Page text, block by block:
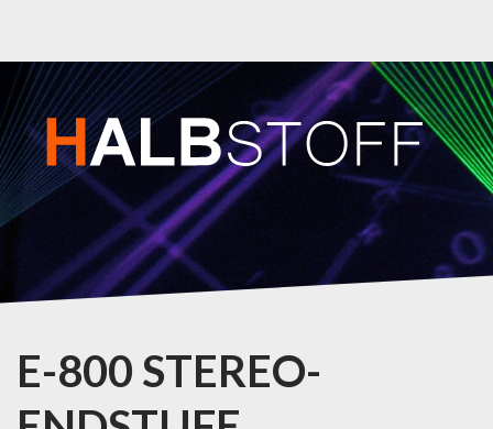
E-800 STEREO-